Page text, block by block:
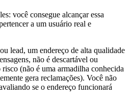
você consegue alcançar essa
a um usuário real e
lead, um endereço de alta qualidade
não é descartável ou
(não é uma armadilha conhecida
gera reclamações). Você não
se o endereço funcionará